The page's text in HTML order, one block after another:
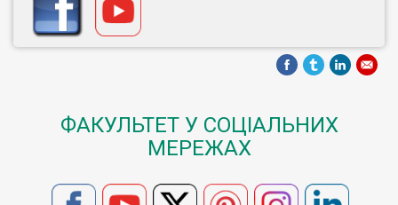
ФАКУЛЬТЕТ У СОЦІАЛЬНИХ
МЕРЕЖАХ